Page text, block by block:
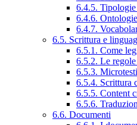
6.4.5.
6.4.6.
6.4.7.
6.5. Scrittura e
6.5.1. Come
6.5.2. Le
6.5.3. Microtesti
6.5.4. Scrittura
6.5.5. Content
6.5.6.
6.6. Documenti